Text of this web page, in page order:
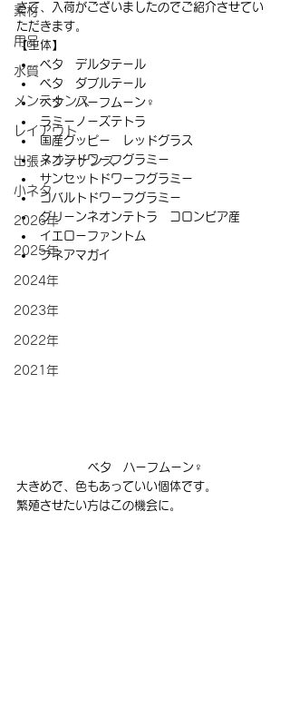
素材
用品
水質
メンテナンス
レイアウト
出張メンテナンス
小ネタ
2026年
2025年
2024年
2023年
2022年
2021年
さて、入荷がございましたのでご紹介させてい
ただきます。
【生体】
ベタ　デルタテール
ベタ　ダブルテール
ベタ　ハーフムーン♀
ラミーノーズテトラ
国産グッピー　レッドグラス
ネオンドワーフグラミー
サンセットドワーフグラミー
コバルトドワーフグラミー
グリーンネオンテトラ　コロンビア産
イエローファントム
フネアマガイ
ベタ　ハーフムーン♀
大きめで、色もあっていい個体です。
繁殖させたい方はこの機会に。